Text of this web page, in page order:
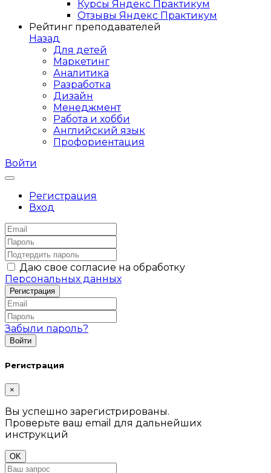
Курсы Яндекс Практикум
Отзывы Яндекс Практикум
Рейтинг преподавателей
Назад
Для детей
Маркетинг
Аналитика
Разработка
Дизайн
Менеджмент
Работа и хобби
Английский язык
Профориентация
Войти
Регистрация
Вход
Даю свое согласие на обработку
Персональных данных
Забыли пароль?
Регистрация
×
Вы успешно зарегистрированы.
Проверьте ваш email для дальнейших
инструкций
OK